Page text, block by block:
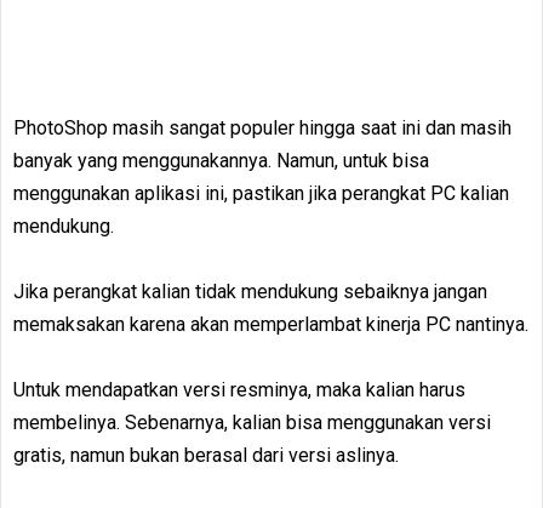
PhotoShop masih sangat populer hingga saat ini dan masih
banyak yang menggunakannya. Namun, untuk bisa
menggunakan aplikasi ini, pastikan jika perangkat PC kalian
mendukung.
Jika perangkat kalian tidak mendukung sebaiknya jangan
memaksakan karena akan memperlambat kinerja PC nantinya.
Untuk mendapatkan versi resminya, maka kalian harus
membelinya. Sebenarnya, kalian bisa menggunakan versi
gratis, namun bukan berasal dari versi aslinya.